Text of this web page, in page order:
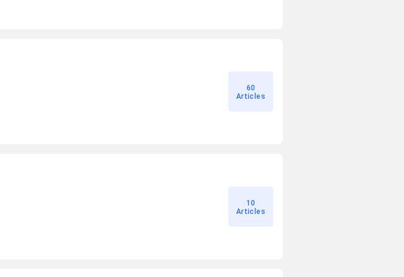
60
Articles
10
Articles